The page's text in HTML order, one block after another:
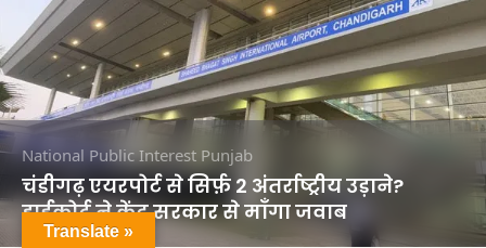
National Public Interest Punjab
चंडीगढ़ एयरपोर्ट से सिर्फ़ 2 अंतर्राष्ट्रीय उड़ाने?
हाईकोर्ट ने केंद्र सरकार से माँगा जवाब
Translate »